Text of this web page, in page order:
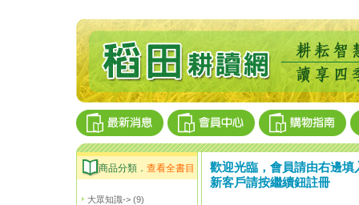
商品分類． 查看全書目
大眾知識-> (9)
歡迎光臨，會員請由右邊
新客戶請按繼續鈕註冊